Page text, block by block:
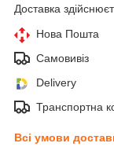
Доставка
Нова Пошта
Самовивіз
Delivery
Транспортна
Всі умови